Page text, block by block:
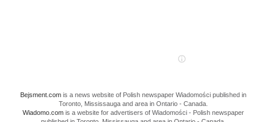
Bejsment.comis a news website of Polish newspaper Wiadomości published in
Toronto, Mississauga and area in Ontario - Canada.
Wiadomo.comis a website for advertisers of Wiadomości - Polish newspaper